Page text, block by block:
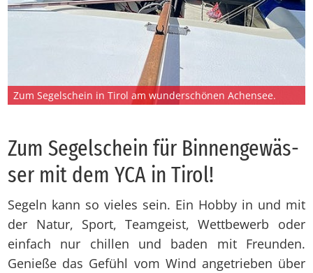
Zum Segelschein in Tirol am wunderschönen Achensee.
Zum Se­gel­schein für Bin­nen­ge­wäs­
ser mit dem YCA in Ti­rol!
Segeln kann so vieles sein. Ein Hobby in und mit
der Natur, Sport, Teamgeist, Wettbewerb oder
einfach nur chillen und baden mit Freunden.
Genieße das Gefühl vom Wind angetrieben über